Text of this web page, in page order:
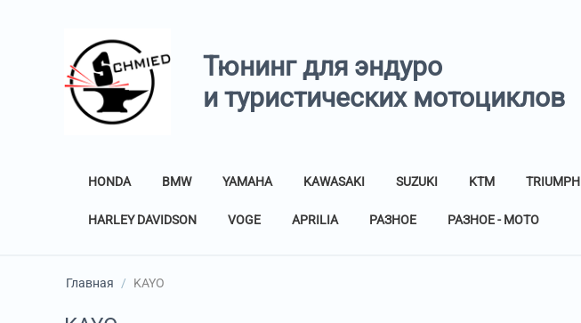
Тюнинг для эндуро
и туристических мотоциклов
HONDA BMW YAMAHA KAWASAKI SUZUKI KTM TRIUMPH
HARLEY DAVIDSON VOGE APRILIA РАЗНОЕ РАЗНОЕ - МОТО
Главная / KAYO